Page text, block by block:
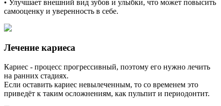
• Улучшает внешний вид зубов и улыбки, что может повысить
самооценку и уверенность в себе.
Лечение кариеса
Кариес - процесс прогрессивный, поэтому его нужно лечить
на ранних стадиях.
Если оставить кариес невылеченным, то со временем это
приведёт к таким осложнениям, как пульпит и периодонтит.